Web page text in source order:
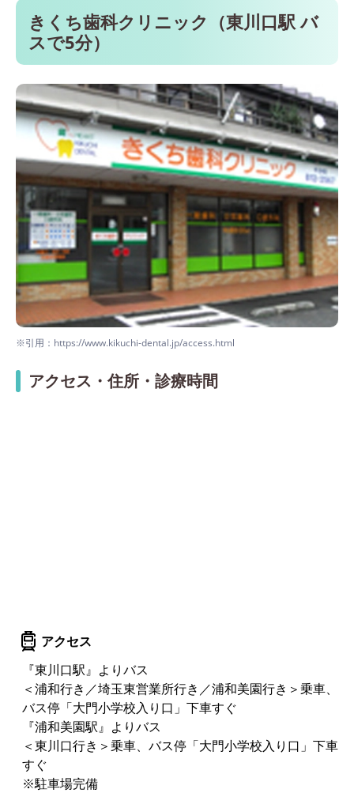
きくち歯科クリニック（東川口駅 バ
スで5分）
※引用：https://www.kikuchi-dental.jp/access.html
アクセス・住所・診療時間
アクセス
『東川口駅』よりバス
＜浦和行き／埼玉東営業所行き／浦和美園行き＞乗車、
バス停「大門小学校入り口」下車すぐ
『浦和美園駅』よりバス
＜東川口行き＞乗車、バス停「大門小学校入り口」下車
すぐ
※駐車場完備